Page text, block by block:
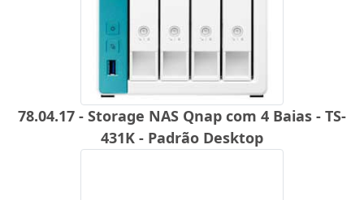
78.04.17 - Storage NAS Qnap com 4 Baias - TS-
431K - Padrão Desktop